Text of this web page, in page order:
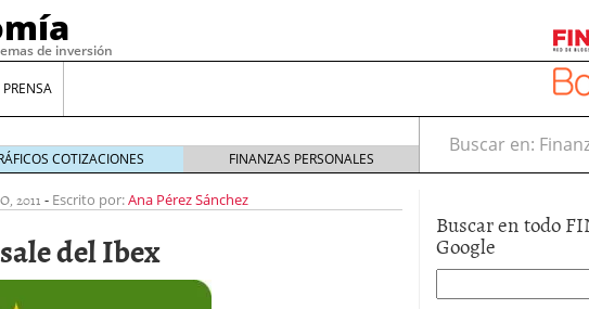
de inversión
COTIZACIONES FINANZAS PERSONALES
Buscar en:
2011- Escrito por:Ana Pérez Sánchez
del Ibex
Buscar en todo
Google